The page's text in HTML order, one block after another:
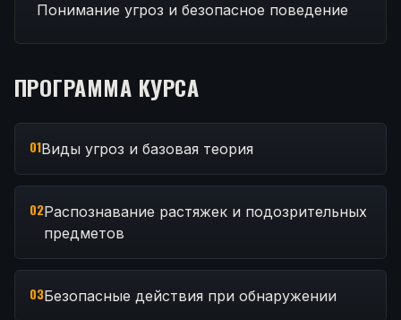
Понимание угроз и безопасное поведение
ПРОГРАММА КУРСА
01Виды угроз и базовая теория
02Распознавание растяжек и подозрительных
предметов
03Безопасные действия при обнаружении